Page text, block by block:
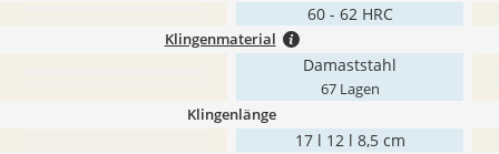
60 - 62 HRC
Klingenmaterial
Damaststahl
67 Lagen
Klingenlänge
17 l 12 l 8,5 cm